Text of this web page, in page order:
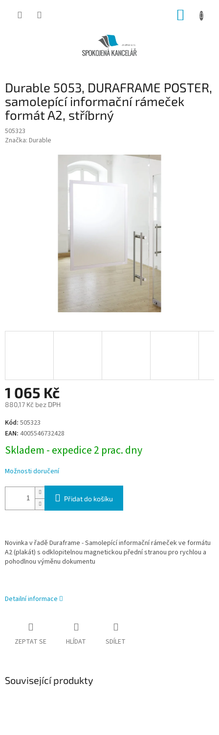
Durable 5053, DURAFRAME POSTER,
samolepící informační rámeček
formát A2, stříbrný
505323
Značka: Durable
1 065 Kč
880,17 Kč bez DPH
Měrná
cena:
Kód: 505323
EAN: 4005546732428
Skladem - expedice 2 prac. dny
Možnosti doručení
Přidat do košíku
Novinka v řadě Duraframe - Samolepící informační rámeček ve formátu
A2 (plakát) s odklopitelnou magnetickou přední stranou pro rychlou a
pohodlnou výměnu dokumentu
Detailní informace
ZEPTAT SE HLÍDAT SDÍLET
Související produkty